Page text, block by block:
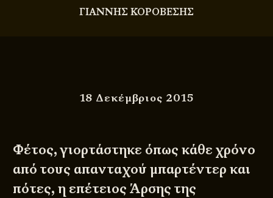
ΓΙΑΝΝΗΣ ΚΟΡΟΒΕΣΗΣ
18 Δεκέμβριος 2015
Φέτος, γιορτάστηκε όπως κάθε χρόνο
από τους απανταχού μπαρτέντερ και
πότες, η επέτειος Άρσης της